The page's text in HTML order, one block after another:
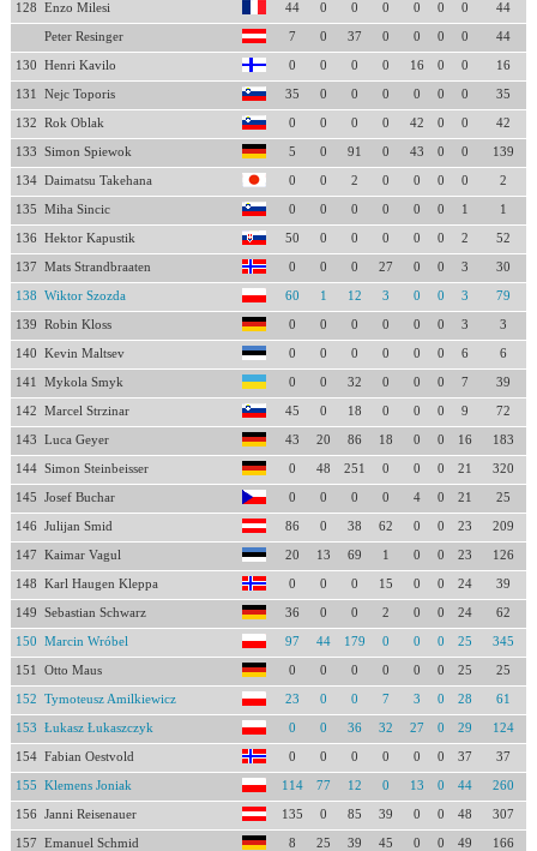
128 Enzo Milesi 44 0 0 0 0 0 0 44
Peter Resinger 7 0 37 0 0 0 0 44
130 Henri Kavilo 0 0 0 0 16 0 0 16
131 Nejc Toporis 35 0 0 0 0 0 0 35
132 Rok Oblak 0 0 0 0 42 0 0 42
133 Simon Spiewok 5 0 91 0 43 0 0 139
134 Daimatsu Takehana 0 0 2 0 0 0 0 2
135 Miha Sincic 0 0 0 0 0 0 1 1
136 Hektor Kapustik 50 0 0 0 0 0 2 52
137 Mats Strandbraaten 0 0 0 27 0 0 3 30
138 Wiktor Szozda 60 1 12 3 0 0 3 79
139 Robin Kloss 0 0 0 0 0 0 3 3
140 Kevin Maltsev 0 0 0 0 0 0 6 6
141 Mykola Smyk 0 0 32 0 0 0 7 39
142 Marcel Strzinar 45 0 18 0 0 0 9 72
143 Luca Geyer 43 20 86 18 0 0 16 183
144 Simon Steinbeisser 0 48 251 0 0 0 21 320
145 Josef Buchar 0 0 0 0 4 0 21 25
146 Julijan Smid 86 0 38 62 0 0 23 209
147 Kaimar Vagul 20 13 69 1 0 0 23 126
148 Karl Haugen Kleppa 0 0 0 15 0 0 24 39
149 Sebastian Schwarz 36 0 0 2 0 0 24 62
150 Marcin Wróbel 97 44 179 0 0 0 25 345
151 Otto Maus 0 0 0 0 0 0 25 25
152 Tymoteusz Amilkiewicz 23 0 0 7 3 0 28 61
153 Łukasz Łukaszczyk 0 0 36 32 27 0 29 124
154 Fabian Oestvold 0 0 0 0 0 0 37 37
155 Klemens Joniak 114 77 12 0 13 0 44 260
156 Janni Reisenauer 135 0 85 39 0 0 48 307
157 Emanuel Schmid 8 25 39 45 0 0 49 166